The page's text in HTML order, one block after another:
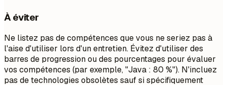
À éviter
Ne listez pas de compétences que vous ne seriez pas à
l'aise d'utiliser lors d'un entretien. Évitez d'utiliser des
barres de progression ou des pourcentages pour évaluer
vos compétences (par exemple, "Java : 80 %"). N'incluez
pas de technologies obsolètes sauf si spécifiquement